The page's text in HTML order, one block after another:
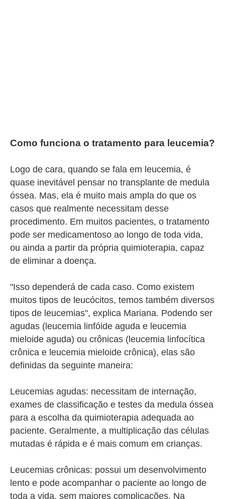
Como funciona o tratamento para leucemia?
Logo de cara, quando se fala em leucemia, é
quase inevitável pensar no transplante de medula
óssea. Mas, ela é muito mais ampla do que os
casos que realmente necessitam desse
procedimento. Em muitos pacientes, o tratamento
pode ser medicamentoso ao longo de toda vida,
ou ainda a partir da própria quimioterapia, capaz
de eliminar a doença.
"Isso dependerá de cada caso. Como existem
muitos tipos de leucócitos, temos também diversos
tipos de leucemias", explica Mariana. Podendo ser
agudas (leucemia linfóide aguda e leucemia
mieloide aguda) ou crônicas (leucemia linfocítica
crônica e leucemia mieloide crônica), elas são
definidas da seguinte maneira:
Leucemias agudas: necessitam de internação,
exames de classificação e testes da medula óssea
para a escolha da quimioterapia adequada ao
paciente. Geralmente, a multiplicação das células
mutadas é rápida e é mais comum em crianças.
Leucemias crônicas: possui um desenvolvimento
lento e pode acompanhar o paciente ao longo de
toda a vida, sem maiores complicações. Na